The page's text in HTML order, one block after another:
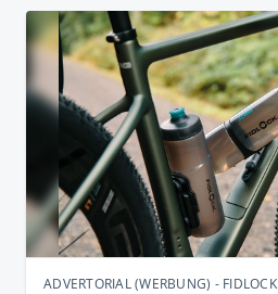
ADVERTORIAL (WERBUNG) - FIDLOCK